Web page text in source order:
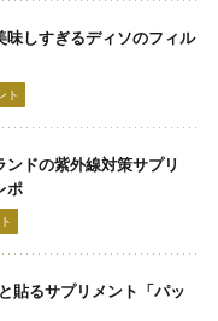
検索
味しすぎるディソのフィル
ト
ドの紫外線対策サプリ
ポ
貼るサプリメント「パッ